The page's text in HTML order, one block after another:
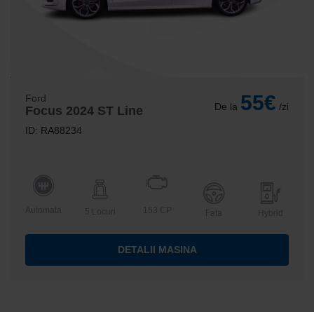
Ford
Focus 2024 ST Line
ID: RA88234
De la 55€ /zi
Automata 5 Locuri 153 CP Fata Hybrid
DETALII MASINA